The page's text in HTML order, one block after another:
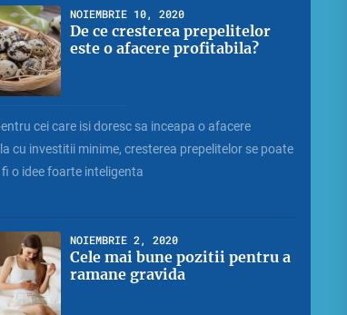
NOIEMBRIE 10, 2020
De ce cresterea prepelitelor
este o afacere profitabila?
cei care isi doresc sa inceapa o afacere
cu investitii minime, cresterea prepelitelor se poate
o idee foarte inteligenta
NOIEMBRIE 2, 2020
Cele mai bune pozitii pentru a
ramane gravida